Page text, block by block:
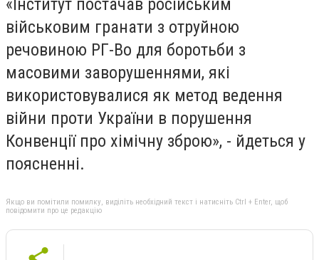
«Інститут постачав російським
військовим гранати з отруйною
речовиною РГ-Во для боротьби з
масовими заворушеннями, які
використовувалися як метод ведення
війни проти України в порушення
Конвенції про хімічну зброю», - йдеться у
поясненні.
Якщо ви помітили помилку, виділіть необхідний текст і натисніть Ctrl + Enter, щоб
повідомити про це редакцію